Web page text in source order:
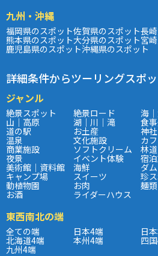
九州・沖縄
福岡県のスポット佐賀県のスポット長
熊本県のスポット大分県のスポット宮
鹿児島県のスポット沖縄県のスポット
詳細条件からツーリングスポ
ジャンル
絶景スポット 絶景ロード 海
山｜高原 湖｜川｜滝 食
道の駅 お土産 神
温泉 文化施設 カ
商業施設 ソフトクリーム 林道
夜景 イベント体験 宿
美術館｜資料館 海鮮 ダム
キャンプ場 スイーツ 珍
動植物園 お肉 麺類
お酒 ライダーハウス
東西南北の端
全ての端 日本4端 日
北海道4端 本州4端 四
九州4端